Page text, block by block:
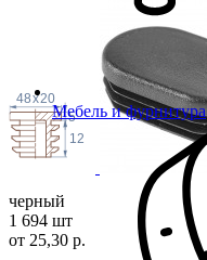
Мебель и фурнитура
5
12
20
x
48
черный
1 694 шт
от 25,30 р.